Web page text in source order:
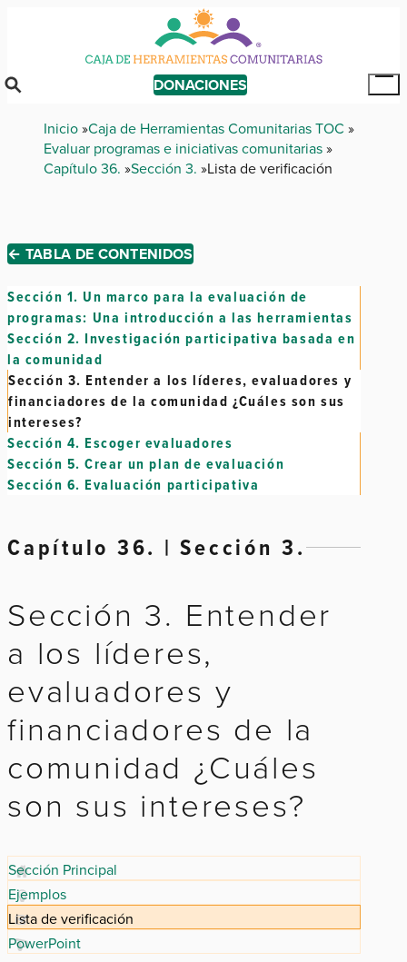
content
DONACIONES
Breadcrumb
Inicio Caja de Herramientas Comunitarias TOC
Evaluar programas e iniciativas comunitarias
Capítulo 36. Sección 3. Lista de verificación
← TABLA DE CONTENIDOS
Sección 1. Un marco para la evaluación de
programas: Una introducción a las herramientas
Sección 2. Investigación participativa basada en
la comunidad
Sección 3. Entender a los líderes, evaluadores y
financiadores de la comunidad ¿Cuáles son sus
intereses?
Sección 4. Escoger evaluadores
Sección 5. Crear un plan de evaluación
Sección 6. Evaluación participativa
Capítulo 36. | Sección 3.
Sección 3. Entender
a los líderes,
evaluadores y
financiadores de la
comunidad ¿Cuáles
son sus intereses?
Sección Principal
Ejemplos
Lista de verificación
PowerPoint